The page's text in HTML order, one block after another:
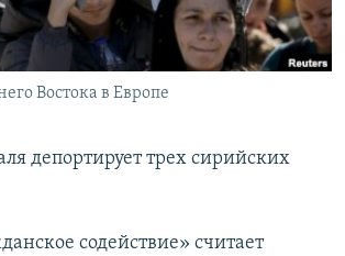
Востока в Европе
депортирует трех сирийских
содействие» считает